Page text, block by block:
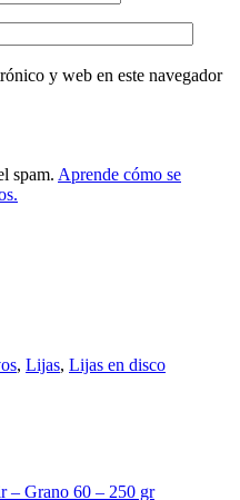
y web en este navegador
spam. Aprende cómo se
, Lijas, Lijas en disco